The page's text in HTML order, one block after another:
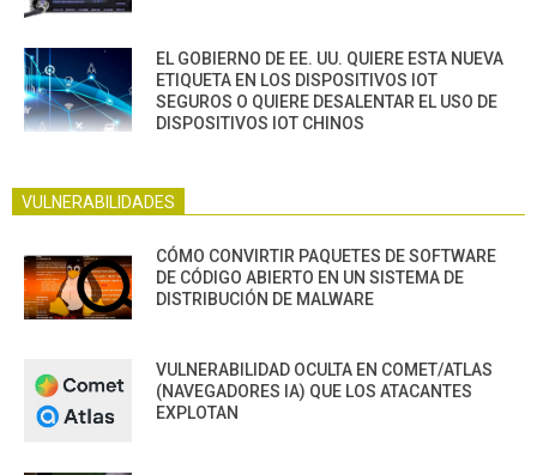
EL GOBIERNO DE EE. UU. QUIERE ESTA NUEVA
ETIQUETA EN LOS DISPOSITIVOS IOT
SEGUROS O QUIERE DESALENTAR EL USO DE
DISPOSITIVOS IOT CHINOS
VULNERABILIDADES
CÓMO CONVIRTIR PAQUETES DE SOFTWARE
DE CÓDIGO ABIERTO EN UN SISTEMA DE
DISTRIBUCIÓN DE MALWARE
VULNERABILIDAD OCULTA EN COMET/ATLAS
(NAVEGADORES IA) QUE LOS ATACANTES
EXPLOTAN